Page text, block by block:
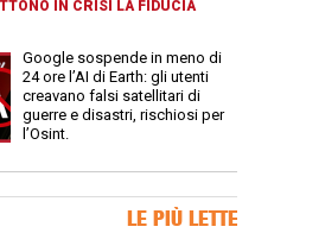
IN CRISI LA FIDUCIA
Google sospende in meno di
24 ore l’AI di Earth: gli utenti
creavano falsi satellitari di
guerre e disastri, rischiosi per
l’Osint.
LE PIÙ LETTE